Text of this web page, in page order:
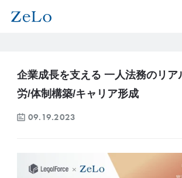
企業成長を支える 一人法務のリア
労/体制構築/キャリア形成
09.19.2023